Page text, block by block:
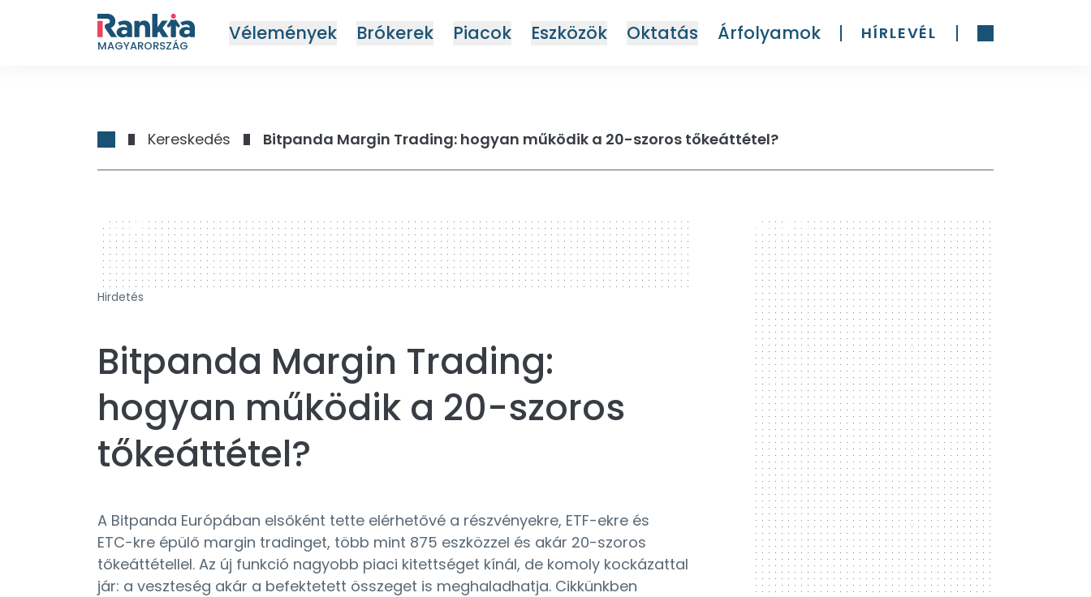
MAGYARORSZÁG
Vélemények Brókerek Piacok Eszközök Oktatás Árfolyamok HÍRLEVÉL
Kereskedés Bitpanda Margin Trading: hogyan működik a 20-szoros tőkeáttétel?
728 x 90
Hirdetés
Bitpanda Margin Trading:
hogyan működik a 20-szoros
tőkeáttétel?
A Bitpanda Európában elsőként tette elérhetővé a részvényekre, ETF-ekre és
ETC-kre épülő margin tradinget, több mint 875 eszközzel és akár 20-szoros
tőkeáttétellel. Az új funkció nagyobb piaci kitettséget kínál, de komoly kockázattal
jár: a veszteség akár a befektetett összeget is meghaladhatja. Cikkünkben
300 x 600